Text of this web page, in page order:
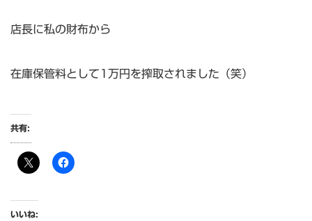
店長に私の財布から
在庫保管料として1万円を搾取されました（笑）
共有:
いいね: